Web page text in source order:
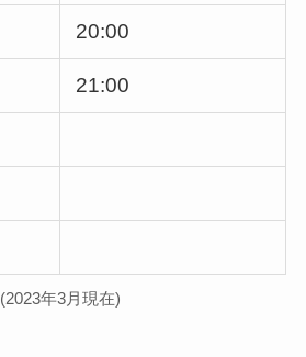
20:00
21:00
(2023年3月現在)